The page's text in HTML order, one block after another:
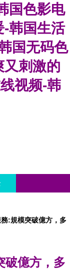
国色影电
-韩国生活
国无码色
又刺激的
视频-韩
:規模突破億方，多
億方，多